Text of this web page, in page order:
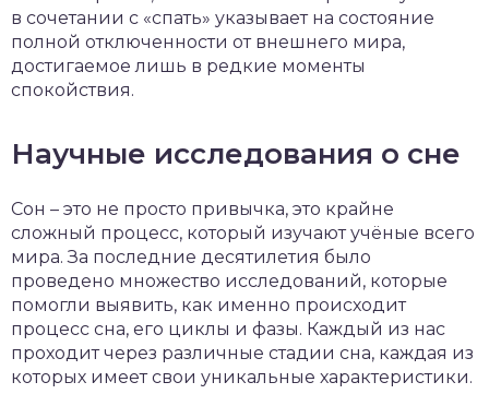
в сочетании с «спать» указывает на состояние
полной отключенности от внешнего мира,
достигаемое лишь в редкие моменты
спокойствия.
Научные исследования о сне
Сон – это не просто привычка, это крайне
сложный процесс, который изучают учёные всего
мира. За последние десятилетия было
проведено множество исследований, которые
помогли выявить, как именно происходит
процесс сна, его циклы и фазы. Каждый из нас
проходит через различные стадии сна, каждая из
которых имеет свои уникальные характеристики.